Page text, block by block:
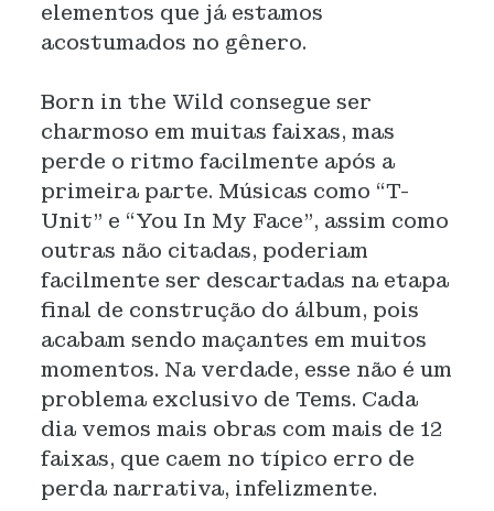
elementos que já estamos
acostumados no gênero.
Born in the Wild consegue ser
charmoso em muitas faixas, mas
perde o ritmo facilmente após a
primeira parte. Músicas como “T-
Unit” e “You In My Face”, assim como
outras não citadas, poderiam
facilmente ser descartadas na etapa
final de construção do álbum, pois
acabam sendo maçantes em muitos
momentos. Na verdade, esse não é um
problema exclusivo de Tems. Cada
dia vemos mais obras com mais de 12
faixas, que caem no típico erro de
perda narrativa, infelizmente.